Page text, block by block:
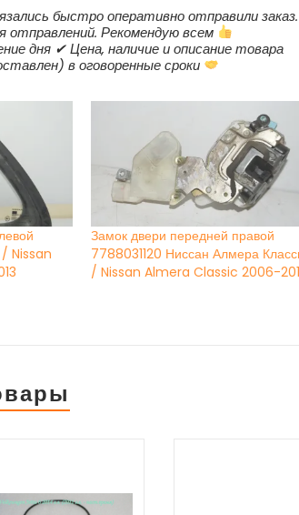
быстро оперативно отправили заказ.
отправлений. Рекомендую всем
дня ✔ Цена, наличие и описание товара
в оговоренные сроки
Nissan
Замок двери передней правой
7788031120 Ниссан Алмера
/ Nissan Almera Classic 2006-